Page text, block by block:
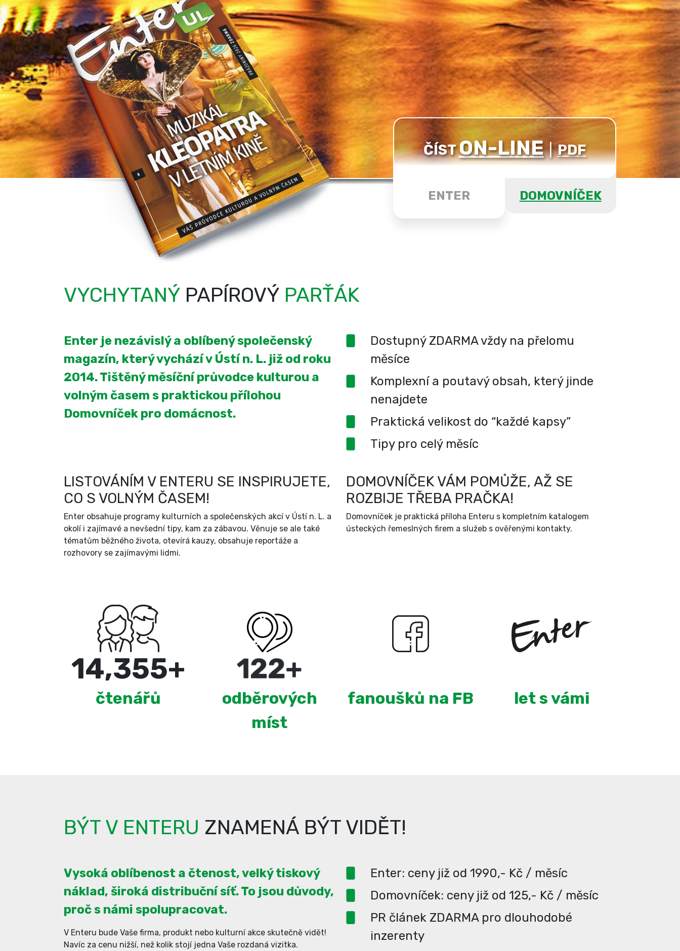
ČÍSTON-LINE | PDF
ENTER DOMOVNÍČEK
VYCHYTANÝ PAPÍROVÝ PARŤÁK
Enter je nezávislý a oblíbený společenský
magazín, který vychází v Ústí n. L. již od roku
2014. Tištěný měsíční průvodce kulturou a
volným časem s praktickou přílohou
Domovníček pro domácnost.
Dostupný ZDARMA vždy na přelomu
měsíce
Komplexní a poutavý obsah, který jinde
nenajdete
Praktická velikost do “každé kapsy”
Tipy pro celý měsíc
LISTOVÁNÍM V ENTERU SE INSPIRUJETE,
CO S VOLNÝM ČASEM!
Enter obsahuje programy kulturních a společenských akcí v Ústí n. L. a
okolí i zajímavé a nevšední tipy, kam za zábavou. Věnuje se ale také
tématům běžného života, otevírá kauzy, obsahuje reportáže a
rozhovory se zajímavými lidmi.
DOMOVNÍČEK VÁM POMŮŽE, AŽ SE
ROZBIJE TŘEBA PRAČKA!
Domovníček je praktická příloha Enteru s kompletním katalogem
ústeckých řemeslných firem a služeb s ověřenými kontakty.
15,000+
čtenářů
220+
odběrových
míst
fanoušků na FB let s vámi
BÝT V ENTERU ZNAMENÁ BÝT VIDĚT!
Vysoká oblíbenost a čtenost, velký tiskový
náklad, široká distribuční síť. To jsou důvody,
proč s námi spolupracovat.
V Enteru bude Vaše firma, produkt nebo kulturní akce skutečně vidět!
Navíc za cenu nižší, než kolik stojí jedna Vaše rozdaná vizitka.
Enter: ceny již od 1990,- Kč / měsíc
Domovníček: ceny již od 125,- Kč / měsíc
PR článek ZDARMA pro dlouhodobé
inzerenty